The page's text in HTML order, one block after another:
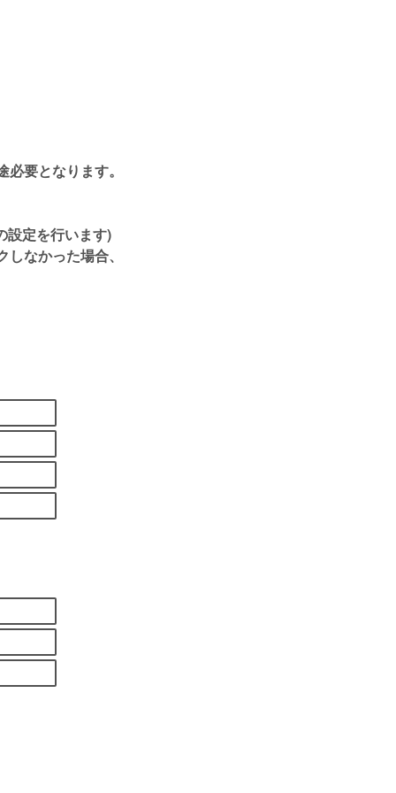
要となります。
設定を行います)
なかった場合、